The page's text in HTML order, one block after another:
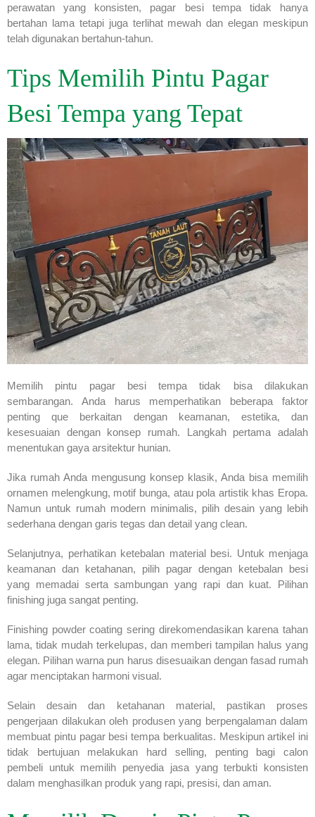
perawatan yang konsisten, pagar besi tempa tidak hanya
bertahan lama tetapi juga terlihat mewah dan elegan meskipun
telah digunakan bertahun-tahun.
Tips Memilih Pintu Pagar
Besi Tempa yang Tepat
Memilih pintu pagar besi tempa tidak bisa dilakukan
sembarangan. Anda harus memperhatikan beberapa faktor
penting que berkaitan dengan keamanan, estetika, dan
kesesuaian dengan konsep rumah. Langkah pertama adalah
menentukan gaya arsitektur hunian.
Jika rumah Anda mengusung konsep klasik, Anda bisa memilih
ornamen melengkung, motif bunga, atau pola artistik khas Eropa.
Namun untuk rumah modern minimalis, pilih desain yang lebih
sederhana dengan garis tegas dan detail yang clean.
Selanjutnya, perhatikan ketebalan material besi. Untuk menjaga
keamanan dan ketahanan, pilih pagar dengan ketebalan besi
yang memadai serta sambungan yang rapi dan kuat. Pilihan
finishing juga sangat penting.
Finishing powder coating sering direkomendasikan karena tahan
lama, tidak mudah terkelupas, dan memberi tampilan halus yang
elegan. Pilihan warna pun harus disesuaikan dengan fasad rumah
agar menciptakan harmoni visual.
Selain desain dan ketahanan material, pastikan proses
pengerjaan dilakukan oleh produsen yang berpengalaman dalam
membuat pintu pagar besi tempa berkualitas. Meskipun artikel ini
tidak bertujuan melakukan hard selling, penting bagi calon
pembeli untuk memilih penyedia jasa yang terbukti konsisten
dalam menghasilkan produk yang rapi, presisi, dan aman.